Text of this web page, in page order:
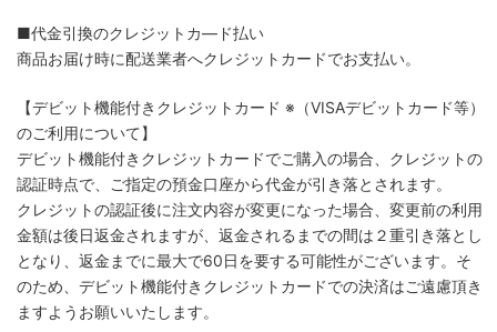
■代金引換のクレジットカ―ド払い
商品お届け時に配送業者へクレジットカードでお支払い。
【デビット機能付きクレジットカード ※（VISAデビットカード等）
のご利用について】
デビット機能付きクレジットカードでご購入の場合、クレジットの
認証時点で、ご指定の預金口座から代金が引き落とされます。
クレジットの認証後に注文内容が変更になった場合、変更前の利用
金額は後日返金されますが、返金されるまでの間は２重引き落とし
となり、返金までに最大で60日を要する可能性がございます。そ
のため、デビット機能付きクレジットカードでの決済はご遠慮頂き
ますようお願いいたします。